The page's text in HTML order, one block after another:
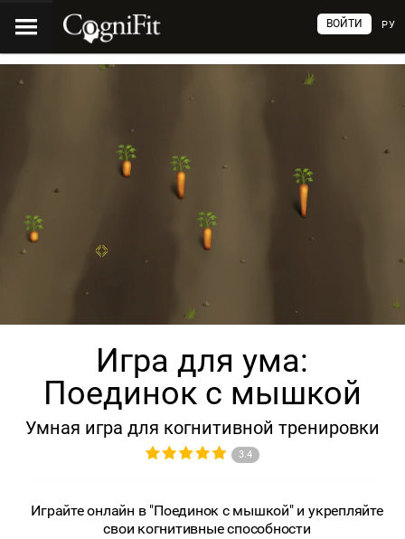
РУ
ВОЙТИ
Игра для ума:
Поединок с мышкой
Умная игра для когнитивной тренировки
3.4
Играйте онлайн в "Поединок с мышкой" и укрепляйте
свои когнитивные способности